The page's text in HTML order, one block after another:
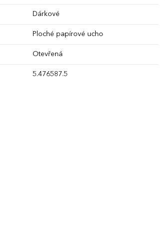
Dárkové
Ploché papírové ucho
Otevřená
5.476587.5